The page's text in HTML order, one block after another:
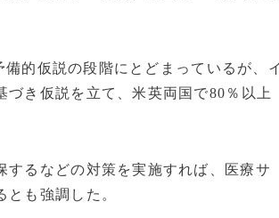
的仮説の段階にとどまっているが、
き仮説を立て、米英両国で80％以上
るなどの対策を実施すれば、医療サ
も強調した。